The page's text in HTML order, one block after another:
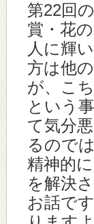
第22回
賞・花
人に輝
方は他
が、こ
という
て気分
るので
精神的
を解決
お話で